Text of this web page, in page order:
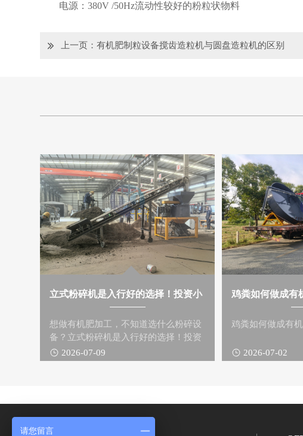
电源：380V /50Hz流动性较好的粉粒状物料
上一页：有机肥制粒设备搅齿造粒机与圆盘造粒机的区别
立式粉碎机是入行好的选择！投资小
想做有机肥加工，不知道选什么粉碎设
备？立式粉碎机是入行好的选择！投资
小、操作简单，无筛网、不堵料。
2026-07-09
鸡粪如何做成有
鸡粪如何做成有机
2026-07-02
请您留言